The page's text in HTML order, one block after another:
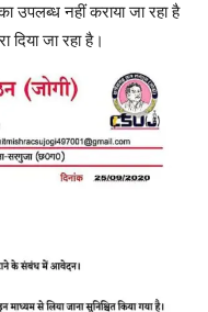
उपलब्ध नहीं कराया जा रहा है
दिया जा रहा है।